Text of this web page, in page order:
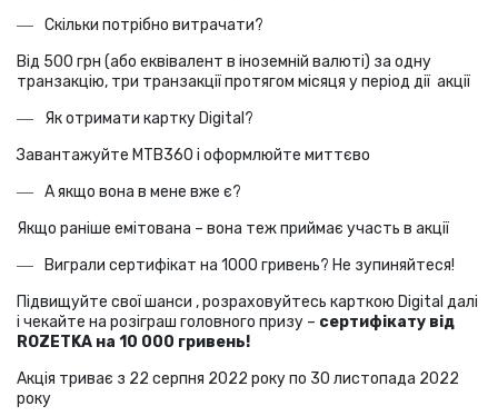
Скільки потрібно витрачати?
Від 500 грн (або еквівалент в іноземній валюті) за одну
транзакцію, три транзакції протягом місяця у період дії акції
Як отримати картку Digital?
Завантажуйте МТВ360 і оформлюйте миттєво
А якщо вона в мене вже є?
Якщо раніше емітована – вона теж приймає участь в акції
Виграли сертифікат на 1000 гривень? Не зупиняйтеся!
Підвищуйте свої шанси , розраховуйтесь карткою Digital далі
і чекайте на розіграш головного призу – сертифікату від
ROZETKA на 10 000 гривень!
Акція триває з 22 серпня 2022 року по 30 листопада 2022
року